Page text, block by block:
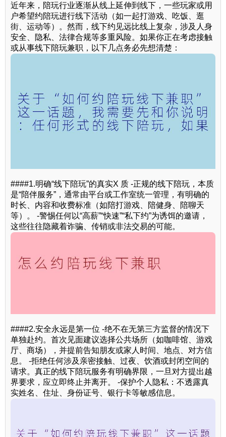
近年来，陪玩行业逐渐从线上延伸到线下，一些玩家或用
户希望约陪玩进行线下活动（如一起打游戏、吃饭、逛
街、运动等）。然而，线下约见远比线上复杂，涉及人身
安全、隐私、法律合规等多重风险。如果你正在考虑接触
或从事线下陪玩兼职，以下几点务必先想清楚：
####1.明确“线下陪玩”的真实X 质 -正规的线下陪玩，本质
是“陪伴服务”，通常由平台或工作室统一管理，有明确的
时长、内容和收费标准（如陪打游戏、陪健身、陪聊天
等）。 -警惕任何以“高薪”“快速”“私下约”为诱饵的邀请，
这些往往隐藏着诈骗、传销或非法交易的可能。
####2.安全永远是第一位 -绝不在无第三方监督的情况下
单独赴约。首次见面建议选择公共场所（如咖啡馆、游戏
厅、商场），并提前告知朋友或家人时间、地点、对方信
息。 -拒绝任何涉及亲密接触、过夜、饮酒或封闭空间的
请求。真正的线下陪玩服务有明确界限，一旦对方提出越
界要求，应立即终止并离开。 -保护个人隐私：不透露真
实姓名、住址、身份证号、银行卡等敏感信息。